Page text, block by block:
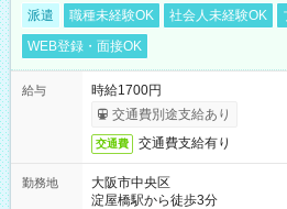
派遣 職種未経験OK 社会人未経験OK
WEB登録・面接OK
給与
時給1700円
交通費別途支給あり
交通費 交通費支給有り
勤務地
大阪市中央区
淀屋橋駅から徒歩3分